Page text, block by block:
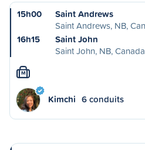
15h00
Saint Andrews
Saint Andrews, NB,
16h15
Saint John
Saint John, NB, Canada
M
Kimchi 6 conduits